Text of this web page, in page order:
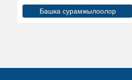
Башка сурамжылоолор